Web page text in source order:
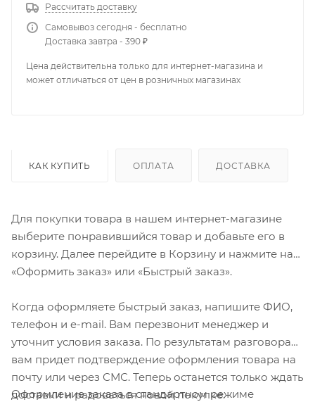
Рассчитать доставку
Самовывоз сегодня - бесплатно
Доставка завтра - 390 ₽
Цена действительна только для интернет-магазина и
может отличаться от цен в розничных магазинах
КАК КУПИТЬ ОПЛАТА ДОСТАВКА
Для покупки товара в нашем интернет-магазине
выберите понравившийся товар и добавьте его в
корзину. Далее перейдите в Корзину и нажмите на
«Оформить заказ» или «Быстрый заказ».
Когда оформляете быстрый заказ, напишите ФИО,
телефон и e-mail. Вам перезвонит менеджер и
уточнит условия заказа. По результатам разговора
вам придет подтверждение оформления товара на
почту или через СМС. Теперь останется только ждать
доставки и радоваться новой покупке.
Оформление заказа в стандартном режиме